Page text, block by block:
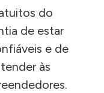
do
de estar
e de
às